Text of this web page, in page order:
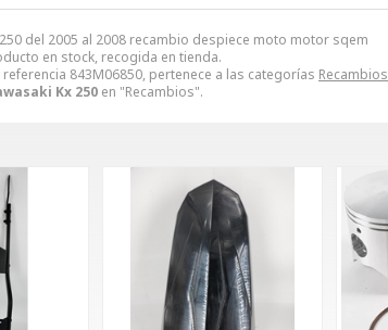
del 2005 al 2008 recambio despiece moto motor sqem
en stock, recogida en tienda.
referencia 843M06850, pertenece a las categorías Recambios
Kx 250 en "Recambios".